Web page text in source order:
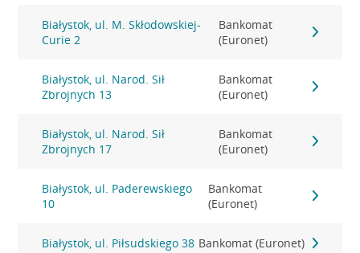
Białystok, ul. M. Skłodowskiej-
Curie 2
Bankomat
(Euronet)
Białystok, ul. Narod. Sił
Zbrojnych 13
Bankomat
(Euronet)
Białystok, ul. Narod. Sił
Zbrojnych 17
Bankomat
(Euronet)
Białystok, ul. Paderewskiego
10
Bankomat
(Euronet)
Białystok, ul. Piłsudskiego 38 Bankomat (Euronet)